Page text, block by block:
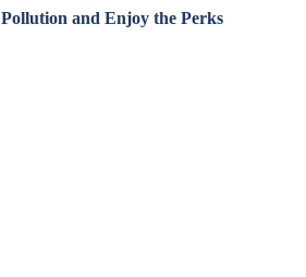
Pollution and Enjoy the Perks